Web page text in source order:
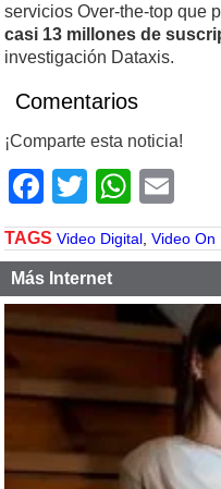
servicios Over-the-top que
casi 13 millones de
investigación Dataxis.
Comentarios
¡Comparte esta noticia!
Facebook
Twitter
TAGS Video Digital Video On
Más Internet